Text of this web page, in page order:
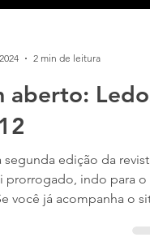
2 min de leitura
Ledos
edição da revista
prorrogado, indo para o
você já acompanha o